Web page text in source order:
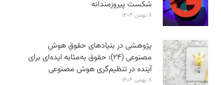
شکست پیروزمندانه
۸ بهمن ۱۴۰۴
پژوهشی در بنیادهای حقوقِ هوشِ
مصنوعی (۲۴)؛ حقوق به‌مثابه ایده‌ای برای
آینده در تنظیم‌گری هوش مصنوعی
۸ بهمن ۱۴۰۴